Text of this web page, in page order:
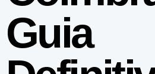
Guia